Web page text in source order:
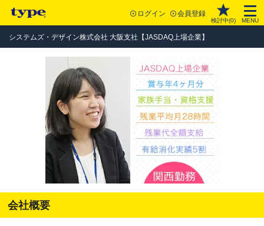
ログイン 会員登録
検討中(0) MENU
システムズ・デザイン株式会社 大阪支社【JASDAQ上場企業】
会社概要